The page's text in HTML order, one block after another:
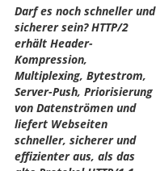
Darf es noch schneller und
sicherer sein? HTTP/2
erhält Header-
Kompression,
Multiplexing, Bytestrom,
Server-Push, Priorisierung
von Datenströmen und
liefert Webseiten
schneller, sicherer und
effizienter aus, als das